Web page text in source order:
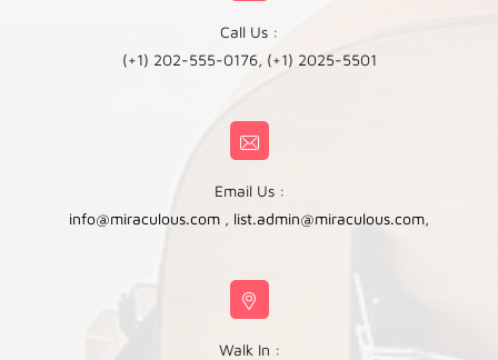
Call Us :
(+1) 202-555-0176, (+1) 2025-5501
Email Us :
info@miraculous.com , list.admin@miraculous.com,
Walk In :